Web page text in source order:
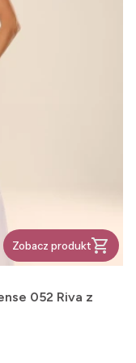
Zobacz produkt
052 Riva z